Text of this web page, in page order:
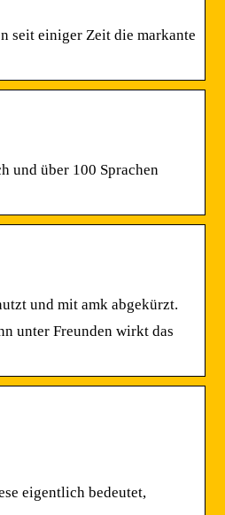
seit einiger Zeit die markante
und über 100 Sprachen
und mit amk abgekürzt.
unter Freunden wirkt das
eigentlich bedeutet,